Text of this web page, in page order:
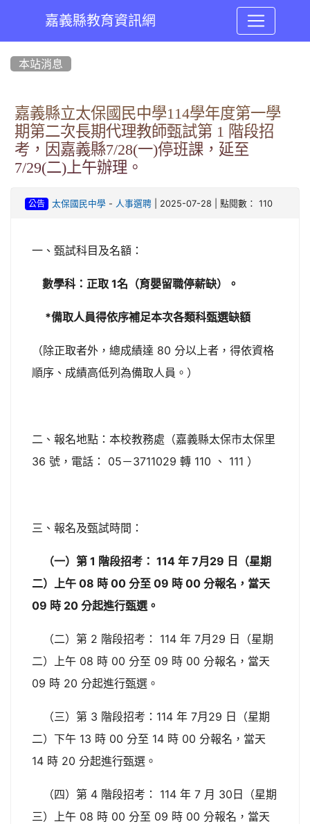
嘉義縣教育資訊網
本站消息
嘉義縣立太保國民中學114學年度第一學
期第二次長期代理教師甄試第 1 階段招
考，因嘉義縣7/28(一)停班課，延至
7/29(二)上午辦理。
公告 太保國民中學- 人事選聘| 2025-07-28 | 點閱數： 110
一、甄試科目及名額：
數學科：正取 1名（育嬰留職停薪缺）。
*備取人員得依序補足本次各類科甄選缺額
（除正取者外，總成績達 80 分以上者，得依資格
順序、成績高低列為備取人員。）
二、報名地點：本校教務處（嘉義縣太保市太保里
36 號，電話： 05－3711029 轉 110 、 111 ）
三、報名及甄試時間：
（一）第 1 階段招考： 114 年 7月29 日（星期
二）上午 08 時 00 分至 09 時 00 分報名，當天
09 時 20 分起進行甄選。
（二）第 2 階段招考： 114 年 7月29 日（星期
二）上午 08 時 00 分至 09 時 00 分報名，當天
09 時 20 分起進行甄選。
（三）第 3 階段招考：114 年 7月29 日（星期
二）下午 13 時 00 分至 14 時 00 分報名，當天
14 時 20 分起進行甄選。
（四）第 4 階段招考： 114 年 7 月 30日（星期
三）上午 08 時 00 分至 09 時 00 分報名，當天